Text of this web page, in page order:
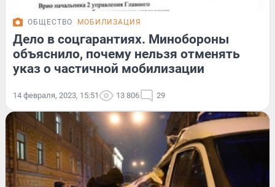
ОБЩЕСТВО МОБИЛИЗАЦИЯ
Дело в соцгарантиях. Минобороны
объяснило, почему нельзя отменять
указ о частичной мобилизации
14 февраля, 2023, 15:51 13 806 29